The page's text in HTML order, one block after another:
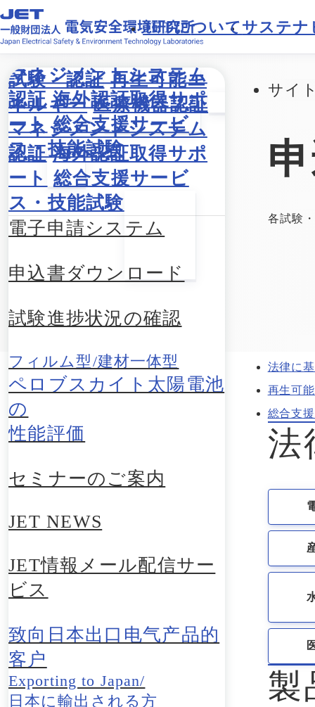
試験・認証 再生可能エ
ネルギー 医療機器認証
マネジメントシステム
認証 海外認証取得サポ
ート 総合支援サービ
ス・技能試験
電子申請システム
申込書ダウンロード
試験進捗状況の確認
フィルム型/建材一体型
ペロブスカイト太陽電池
の
性能評価
セミナーのご案内
JET NEWS
JET情報メール配信サー
ビス
致向日本出口电气产品的
客户
Exporting to Japan/
日本に輸出される方
JETについてサステナ
サイ
各試験
法律に
再生可
総合支
法
製